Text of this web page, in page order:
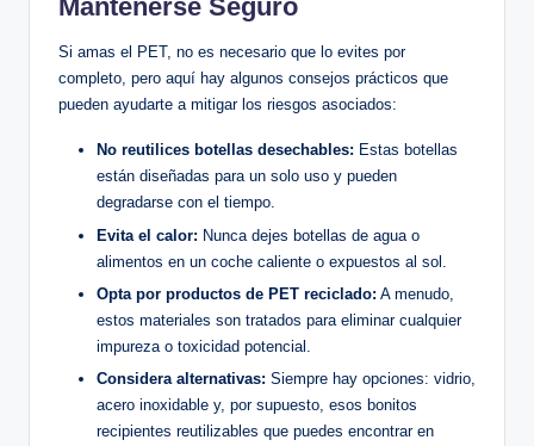
Mantenerse Seguro
Si amas el PET, no es necesario que lo evites ‍por
completo, pero ‌aquí⁢ hay algunos consejos prácticos que
pueden‍ ayudarte a mitigar⁣ los riesgos asociados:
No reutilices botellas desechables: Estas botellas
están diseñadas​ para ‍un solo uso⁤ y pueden
degradarse con el ‌tiempo.
Evita el calor: Nunca ‌dejes botellas de agua o
alimentos en⁣ un coche caliente o⁢ expuestos al sol.
Opta por productos de PET​ reciclado: A menudo,
estos materiales‌ son tratados para eliminar cualquier
impureza o toxicidad ⁢potencial.
Considera alternativas: ⁣Siempre hay ⁣opciones: vidrio,
acero inoxidable y, ⁤por supuesto, esos bonitos
recipientes ‍reutilizables que puedes encontrar ‌en‍